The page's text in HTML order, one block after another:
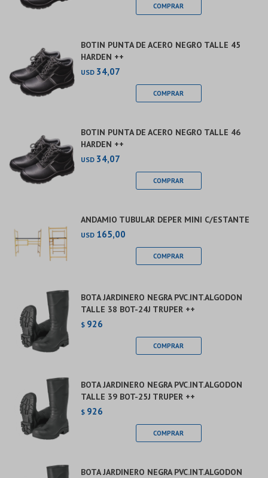
BOTIN PUNTA DE ACERO NEGRO TALLE 45
HARDEN ++
USD 34,07
BOTIN PUNTA DE ACERO NEGRO TALLE 46
HARDEN ++
USD 34,07
ANDAMIO TUBULAR DEPER MINI C/ESTANTE
USD 165,00
BOTA JARDINERO NEGRA PVC.INT.ALGODON
TALLE 38 BOT-24J TRUPER ++
$ 926
BOTA JARDINERO NEGRA PVC.INT.ALGODON
TALLE 39 BOT-25J TRUPER ++
$ 926
BOTA JARDINERO NEGRA PVC.INT.ALGODON